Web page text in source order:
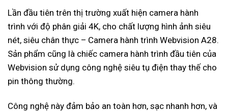
Lần đầu tiên trên thị trường xuất hiện camera hành
trình với độ phân giải 4K, cho chất lượng hình ảnh siêu
nét, siêu chân thực – Camera hành trình Webvision A28.
Sản phẩm cũng là chiếc camera hành trình đầu tiên của
Webvision sử dụng công nghệ siêu tụ điện thay thế cho
pin thông thường.
Công nghệ này đảm bảo an toàn hơn, sạc nhanh hơn, và